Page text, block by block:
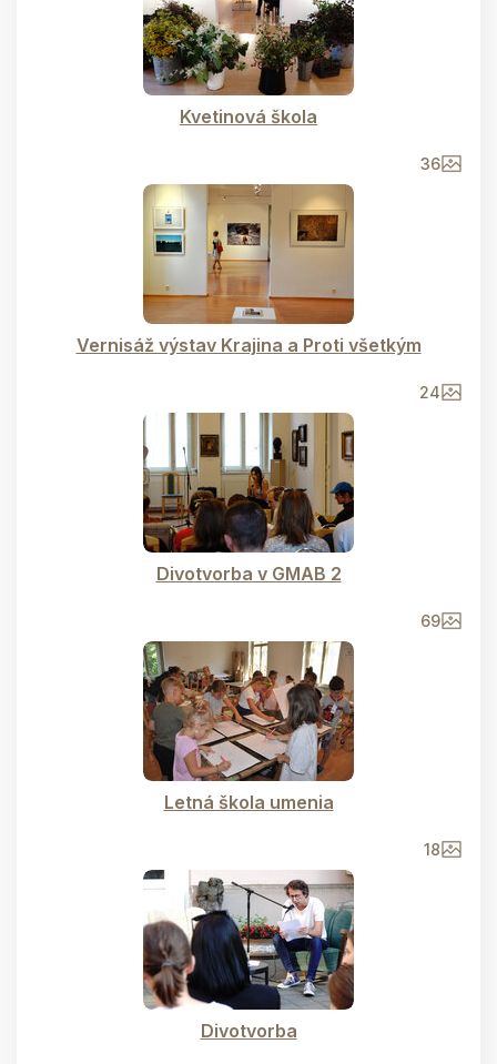
Kvetinová škola
36
Vernisáž výstav Krajina a Proti všetkým
24
Divotvorba v GMAB 2
69
Letná škola umenia
18
Divotvorba